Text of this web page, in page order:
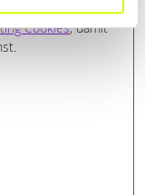
Cookies, damit